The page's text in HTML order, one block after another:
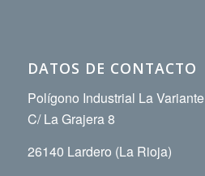
DATOS DE CONTACTO
Polígono Industrial La Variante
C/ La Grajera 8
26140 Lardero (La Rioja)